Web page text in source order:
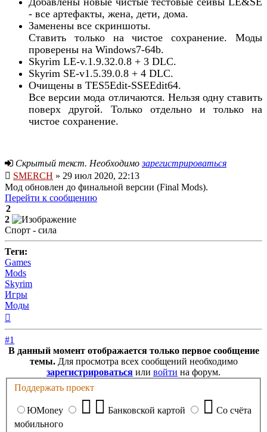
- все артефакты, жена, дети, дома.
Заменены все скриншоты.
Ставить только на чистое сохранение. Моды
проверены на Windows7-64b.
Skyrim LE-v.1.9.32.0.8 + 3 DLC.
Skyrim SE-v1.5.39.0.8 + 4 DLC.
Очищены в TES5Edit-SSEEdit64.
Все версии мода отличаются. Нельзя одну ставить
поверх другой. Только отдельно и только на
чистое сохранение.
Скрытый текст. Необходимозарегистрироваться
SMERCH » 29 июл 2020, 22:13
Мод обновлен до финальной версии (Final Mods).
Перейти к сообщению
2
2
Спорт - сила
Теги:
Games
Mods
Skyrim
Игры
Моды
началу
#1
В данный момент отображается только первое сообщение
темы.Для просмотра всех сообщений необходимо
зарегистрироваться или войти на форум.
Поддержать проект
ЮMoney Банковской картой
Со счёта
мобильного